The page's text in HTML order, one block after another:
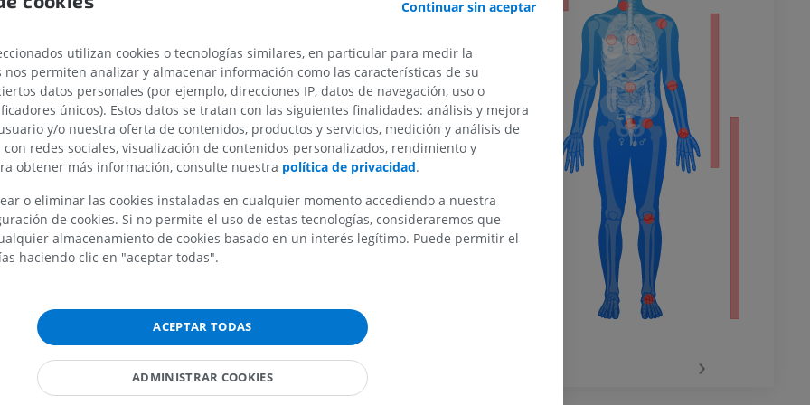
PREMIUM
IRM del hombro
IRM
PREMIUM
IRM del carpo
IRM
IRM del codo
IRM
PREMIUM
IRM de la mano
PREMIUM
Radiografías del miembro
Radiografías del miembro
inferior
Radiografía
GRATIS
IRM del miembro inferior
IRM
PREMIUM
IRM de la cadera
IRM de la rodilla
IRM
PREMIUM ›
Continuar sin aceptar
utilizan cookies o tecnologías similares, en particular para medir la
nos permiten analizar y almacenar información como las características de su
datos personales (por ejemplo, direcciones IP, datos de navegación, uso o
únicos). Estos datos se tratan con las siguientes finalidades: análisis y mejora
y/o nuestra oferta de contenidos, productos y servicios, medición y análisis de
redes sociales, visualización de contenidos personalizados, rendimiento y
obtener más información, consulte nuestra política de privacidad.
o eliminar las cookies instaladas en cualquier momento accediendo a nuestra
de cookies. Si no permite el uso de estas tecnologías, consideraremos que
almacenamiento de cookies basado en un interés legítimo. Puede permitir el
haciendo clic en "aceptar todas".
ACEPTAR TODAS
ADMINISTRAR COOKIES